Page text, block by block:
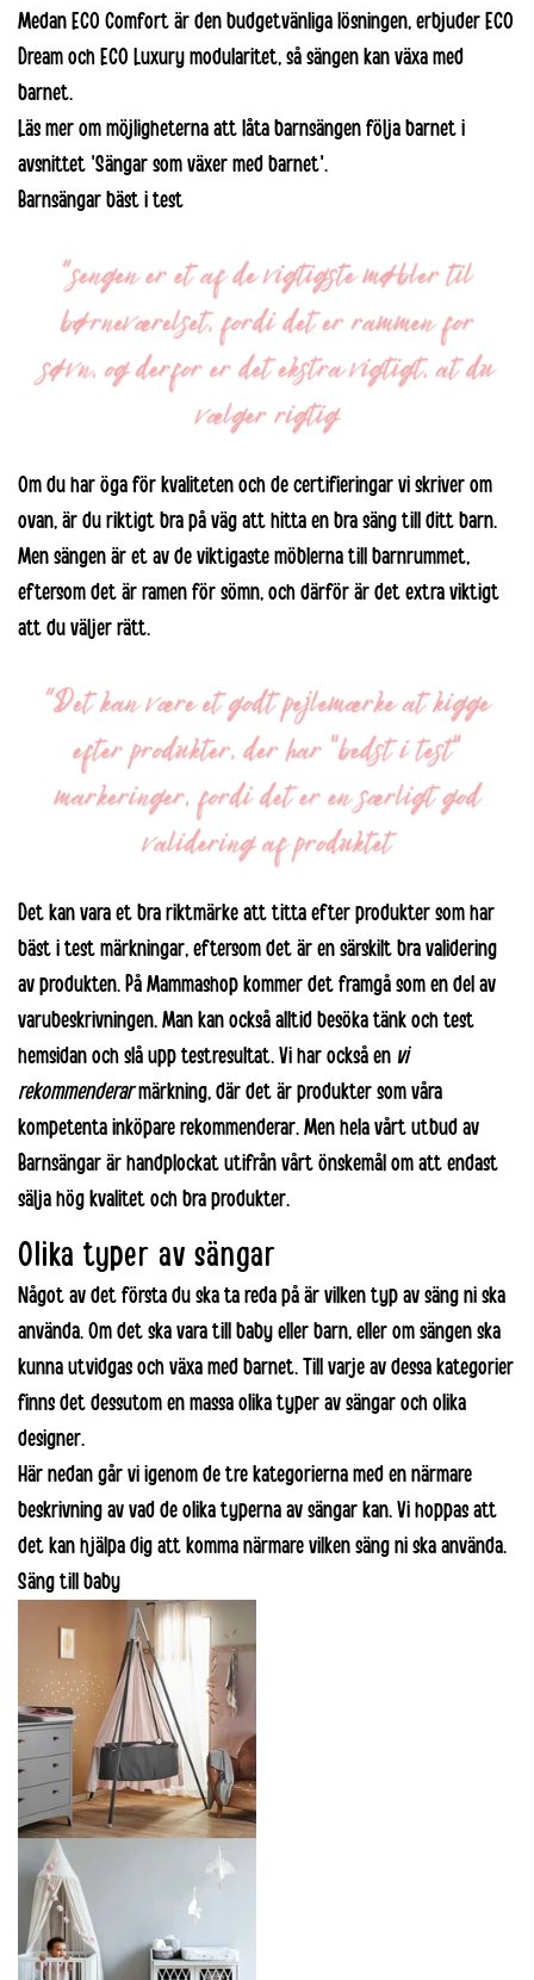
Medan ECO Comfort är den budgetvänliga lösningen, erbjuder ECO
Dream och ECO Luxury modularitet, så sängen kan växa med
barnet.
Läs mer om möjligheterna att låta barnsängen följa barnet i
avsnittet 'Sängar som växer med barnet'.
Barnsängar bäst i test
Om du har öga för kvaliteten och de certifieringar vi skriver om
ovan, är du riktigt bra på väg att hitta en bra säng till ditt barn.
Men sängen är et av de viktigaste möblerna till barnrummet,
eftersom det är ramen för sömn, och därför är det extra viktigt
att du väljer rätt.
Det kan vara et bra riktmärke att titta efter produkter som har
bäst i test märkningar, eftersom det är en särskilt bra validering
av produkten. På Mammashop kommer det framgå som en del av
varubeskrivningen. Man kan också alltid besöka tänk och test
hemsidan och slå upp testresultat. Vi har också en vi
rekommenderarmärkning, där det är produkter som våra
kompetenta inköpare rekommenderar. Men hela vårt utbud av
Barnsängar är handplockat utifrån vårt önskemål om att endast
sälja hög kvalitet och bra produkter.
Olika typer av sängar
Något av det första du ska ta reda på är vilken typ av säng ni ska
använda. Om det ska vara till baby eller barn, eller om sängen ska
kunna utvidgas och växa med barnet. Till varje av dessa kategorier
finns det dessutom en massa olika typer av sängar och olika
designer.
Här nedan går vi igenom de tre kategorierna med en närmare
beskrivning av vad de olika typerna av sängar kan. Vi hoppas att
det kan hjälpa dig att komma närmare vilken säng ni ska använda.
Säng till baby